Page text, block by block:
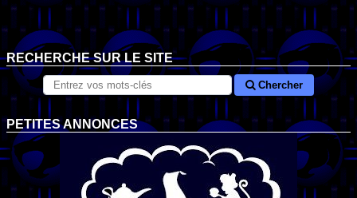
RECHERCHE SUR LE SITE
Chercher
PETITES ANNONCES